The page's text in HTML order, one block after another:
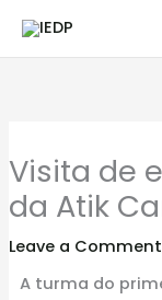
Visita de
da Atik
Leave a Comment
A turma do